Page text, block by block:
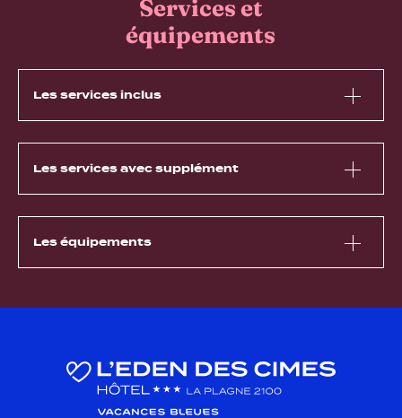
Services et
équipements
Les services inclus
Les services avec supplément
Les équipements